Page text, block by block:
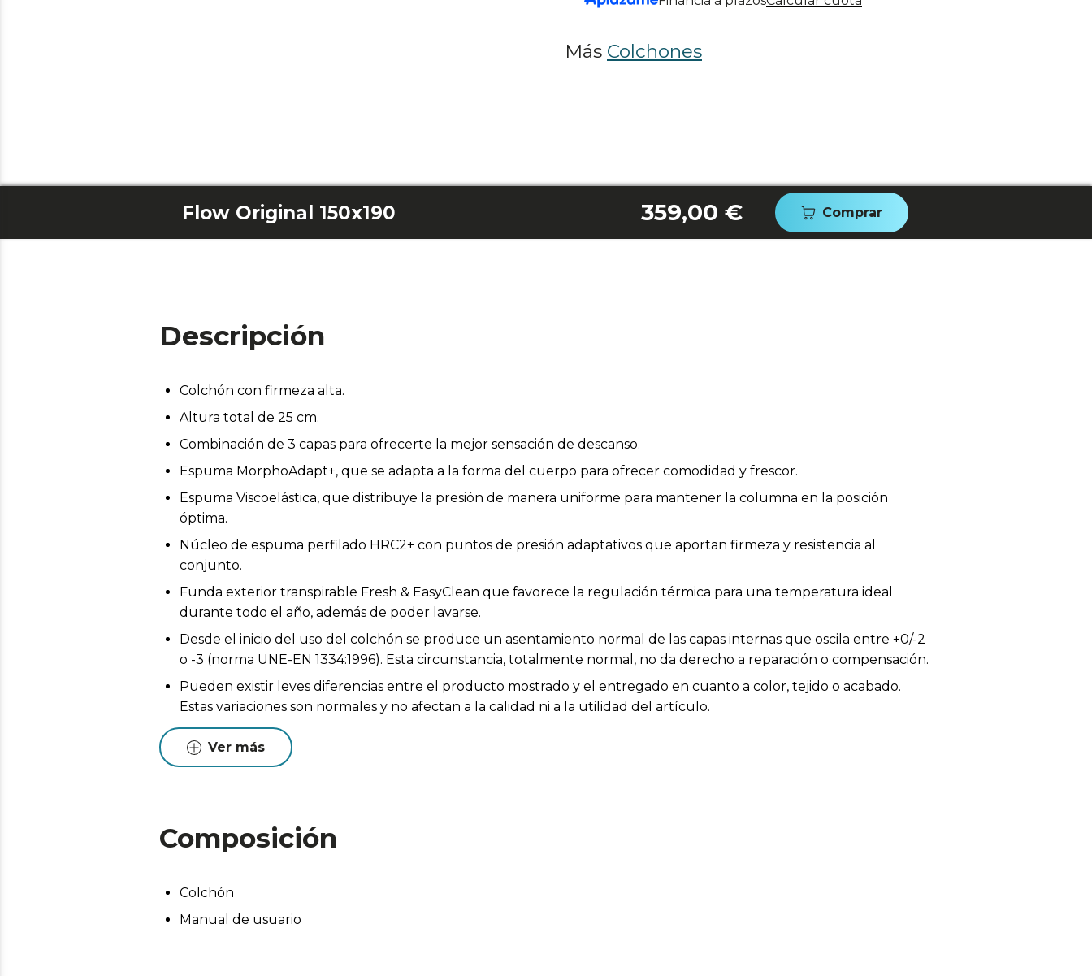
Más Colchones
Flow Original 150x190 359,00 € Comprar
Descripción
Colchón con firmeza alta.
Altura total de 25 cm.
Combinación de 3 capas para ofrecerte la mejor sensación de descanso.
Espuma MorphoAdapt+, que se adapta a la forma del cuerpo para ofrecer comodidad y frescor.
Espuma Viscoelástica, que distribuye la presión de manera uniforme para mantener la columna en la posición
óptima.
Núcleo de espuma perfilado HRC2+ con puntos de presión adaptativos que aportan firmeza y resistencia al
conjunto.
Funda exterior transpirable Fresh & EasyClean que favorece la regulación térmica para una temperatura ideal
durante todo el año, además de poder lavarse.
Desde el inicio del uso del colchón se produce un asentamiento normal de las capas internas que oscila entre +0/-2
o -3 (norma UNE-EN 1334:1996). Esta circunstancia, totalmente normal, no da derecho a reparación o compensación.
Pueden existir leves diferencias entre el producto mostrado y el entregado en cuanto a color, tejido o acabado.
Estas variaciones son normales y no afectan a la calidad ni a la utilidad del artículo.
Ver más
Composición
Colchón
Manual de usuario